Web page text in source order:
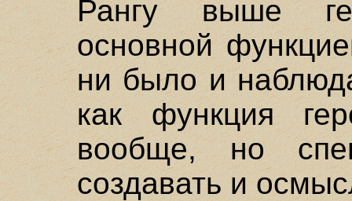
Рангу выше
основной
ни было и
как функция
вообще, но
создавать и